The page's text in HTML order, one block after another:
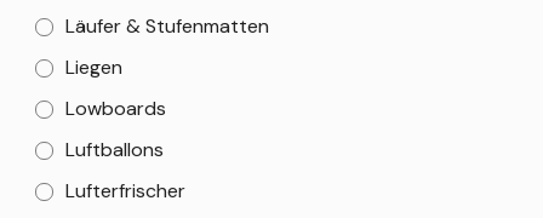
Läufer & Stufenmatten
Liegen
Lowboards
Luftballons
Lufterfrischer